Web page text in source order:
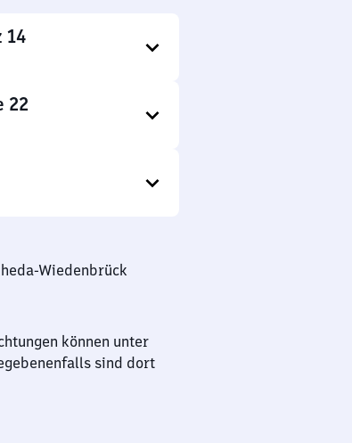
14
22
Wiedenbrück
können unter
sind dort